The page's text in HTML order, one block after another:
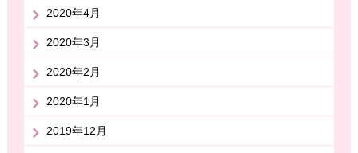
2020年4月
2020年3月
2020年2月
2020年1月
2019年12月